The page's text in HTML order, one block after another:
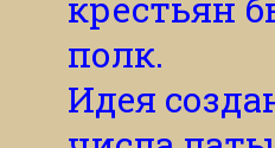
полк.
Идея